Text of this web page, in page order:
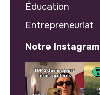
Éducation
Entrepreneuriat
Notre Instagram